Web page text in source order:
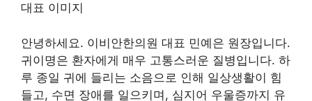
안녕하세요. 이비안한의원 대표 민예은 원장입니다.
귀이명은 환자에게 매우 고통스러운 질병입니다. 하
루 종일 귀에 들리는 소음으로 인해 일상생활이 힘
들고, 수면 장애를 일으키며, 심지어 우울증까지 유